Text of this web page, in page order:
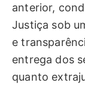
anterior,
Justiça sob
e
entrega dos
quanto